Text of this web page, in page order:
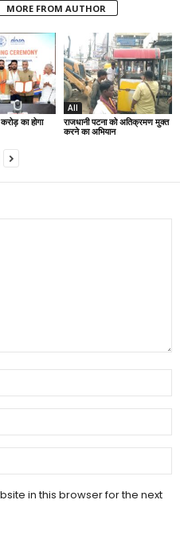
MORE FROM AUTHOR
का होगा
All
राजधानी पटना को अतिक्रमण मुक्त
करने का अभियान
in this browser for the next